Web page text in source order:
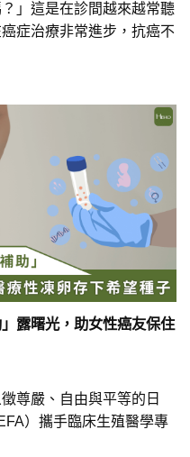
」這是在診間越來越常聽
症治療非常進步，抗癌不
露曙光，助女性癌友保住
尊嚴、自由與平等的日
）攜手臨床生殖醫學專